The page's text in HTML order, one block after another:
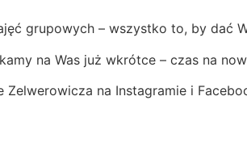
grupowych – wszystko to, by dać
na Was już wkrótce – czas na
na Instagramie i